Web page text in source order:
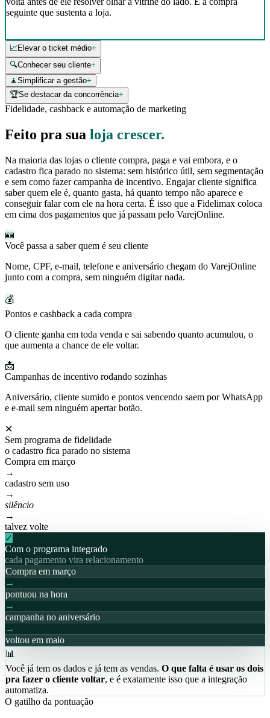
seguinte que sustenta a loja.
📈Elevar o ticket médio+
🔍Conhecer seu cliente+
🧘Simplificar a gestão+
🏆Se destacar da concorrência+
Fidelidade, cashback e automação de marketing
Feito pra sua loja crescer.
Na maioria das lojas o cliente compra, paga e vai embora, e o
cadastro fica parado no sistema: sem histórico útil, sem segmentação
e sem como fazer campanha de incentivo. Engajar cliente significa
saber quem ele é, quanto gasta, há quanto tempo não aparece e
conseguir falar com ele na hora certa. É isso que a Fidelimax coloca
em cima dos pagamentos que já passam pelo VarejOnline.
🪪
Você passa a saber quem é seu cliente
Nome, CPF, e-mail, telefone e aniversário chegam do VarejOnline
junto com a compra, sem ninguém digitar nada.
💰
Pontos e cashback a cada compra
O cliente ganha em toda venda e sai sabendo quanto acumulou, o
que aumenta a chance de ele voltar.
📩
Campanhas de incentivo rodando sozinhas
Aniversário, cliente sumido e pontos vencendo saem por WhatsApp
e e-mail sem ninguém apertar botão.
✕
Sem programa de fidelidade
o cadastro fica parado no sistema
Compra em março
→
cadastro sem uso
→
silêncio
→
talvez volte
✓
Com o programa integrado
cada pagamento vira relacionamento
Compra em março
→
pontuou na hora
→
campanha no aniversário
→
voltou em maio
📊
Você já tem os dados e já tem as vendas. O que falta é usar os dois
pra fazer o cliente voltar, e é exatamente isso que a integração
automatiza.
O gatilho da pontuação